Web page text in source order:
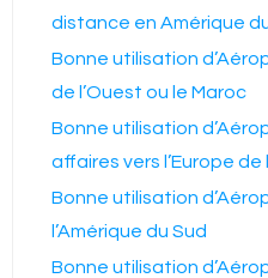
distance en Amérique
Bonne utilisation
de l’Ouest ou le Maroc
Bonne utilisation
affaires vers l’Europe de
Bonne utilisation
l’Amérique du Sud
Bonne utilisation